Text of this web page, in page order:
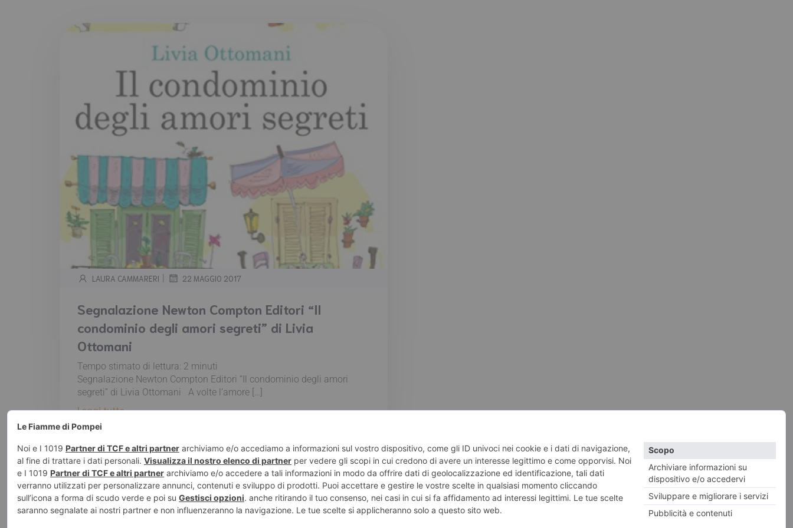
LAURA CAMMARERI | 22 MAGGIO 2017
Segnalazione Newton Compton Editori “Il
condominio degli amori segreti” di Livia
Ottomani
Tempo stimato di lettura: 2 minuti
Segnalazione Newton Compton Editori “Il condominio degli amori
segreti” di Livia Ottomani A volte l’amore […]
Leggi tutto